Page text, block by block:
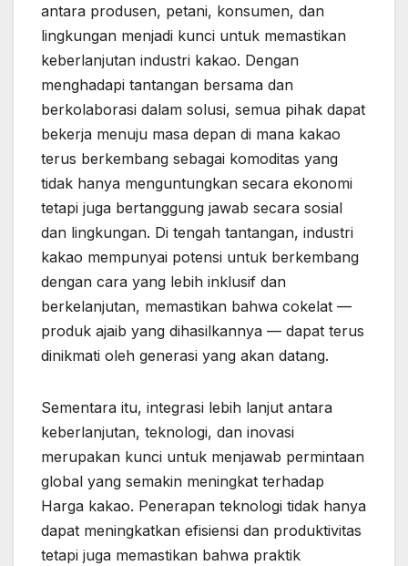
antara produsen, petani, konsumen, dan
lingkungan menjadi kunci untuk memastikan
keberlanjutan industri kakao. Dengan
menghadapi tantangan bersama dan
berkolaborasi dalam solusi, semua pihak dapat
bekerja menuju masa depan di mana kakao
terus berkembang sebagai komoditas yang
tidak hanya menguntungkan secara ekonomi
tetapi juga bertanggung jawab secara sosial
dan lingkungan. Di tengah tantangan, industri
kakao mempunyai potensi untuk berkembang
dengan cara yang lebih inklusif dan
berkelanjutan, memastikan bahwa cokelat —
produk ajaib yang dihasilkannya — dapat terus
dinikmati oleh generasi yang akan datang.
Sementara itu, integrasi lebih lanjut antara
keberlanjutan, teknologi, dan inovasi
merupakan kunci untuk menjawab permintaan
global yang semakin meningkat terhadap
Harga kakao. Penerapan teknologi tidak hanya
dapat meningkatkan efisiensi dan produktivitas
tetapi juga memastikan bahwa praktik